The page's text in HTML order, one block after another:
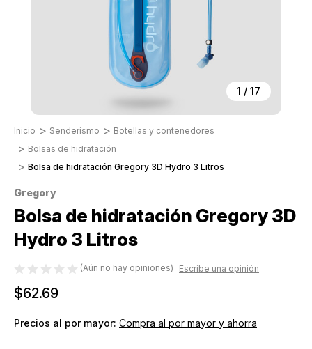
1 / 17
Inicio Senderismo
Botellas y contenedores
Bolsas de hidratación
Bolsa de hidratación Gregory 3D Hydro 3 Litros
Gregory
Bolsa de hidratación Gregory 3D
Hydro 3 Litros
(Aún no hay opiniones) Escribe una opinión
$62.69
Precios al por mayor: Compra al por mayor y ahorra